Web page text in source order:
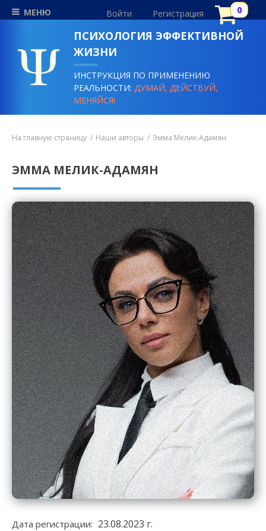
МЕНЮ Войти Регистрация
ПСИХОЛОГИЯ ЭФФЕКТИВНОЙ
ЖИЗНИ
ИНСТРУКЦИЯ ПО ПРИМЕНЕНИЮ
РЕАЛЬНОСТИ:ДУМАЙ, ДЕЙСТВУЙ,
МЕНЯЙСЯ!
На главную страницу Наши авторы Эмма Мелик-Адамян
ЭММА МЕЛИК-АДАМЯН
Дата регистрации: 23.08.2023 г.